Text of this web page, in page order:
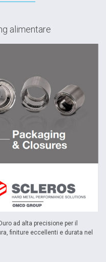
alimentare
ad alta precisione per il
finiture eccellenti e durata nel